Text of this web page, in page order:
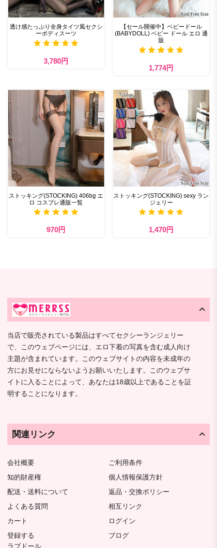
透け感たっぷり全身タイツ風セクシ
ーボディスーツ
3,780円
【セール開催中】ベビードール
(BABYDOLL) ベビー ドール エロ 通
販
1,774円
ストッキング(STOCKING) 406bg エ
ロ コスプレ通販一覧
970円
ストッキング(STOCKING) sexy ラン
ジェリー
1,470円
当店で販売されている製品はすべてセクシーランジェリー
で、このウェブページには、エロ下着の写真を含む成人向け
主題が含まれています。このウェブサイトの内容を未成年の
方にお見せにならないようお願いいたします。このウェブサ
イトに入ることによって、あなたは18歳以上であることを証
明することになります。
関連リンク
会社概要
ご利用条件
知的財産権
個人情報保護方針
配送・送料について
返品・交換ポリシー
よくある質問
相互リンク
カート
ログイン
登録する
ブログ
ラブドール